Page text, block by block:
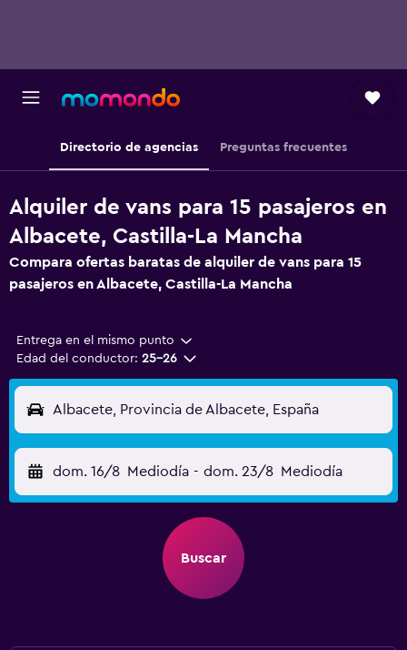
Directorio de agencias Preguntas frecuentes
Alquiler de vans para 15 pasajeros en
Albacete, Castilla-La Mancha
Compara ofertas baratas de alquiler de vans para 15
pasajeros en Albacete, Castilla-La Mancha
Entrega en el mismo punto
Edad del conductor: 25-26
Albacete, Provincia de Albacete, España
dom. 16/8 Mediodía - dom. 23/8 Mediodía
Buscar